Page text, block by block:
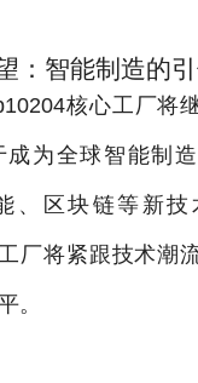
：智能制造的
核心工厂将
成为全球智能制
、区块链等新技
厂将紧跟技术潮
。